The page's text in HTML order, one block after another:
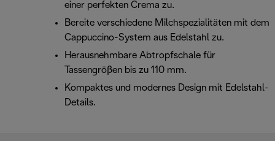
einer perfekten Crema zu.
Bereite verschiedene Milchspezialitäten mit dem
Cappuccino-System aus Edelstahl zu.
Herausnehmbare Abtropfschale für
Tassengrößen bis zu 110 mm.
Kompaktes und modernes Design mit Edelstahl-
Details.